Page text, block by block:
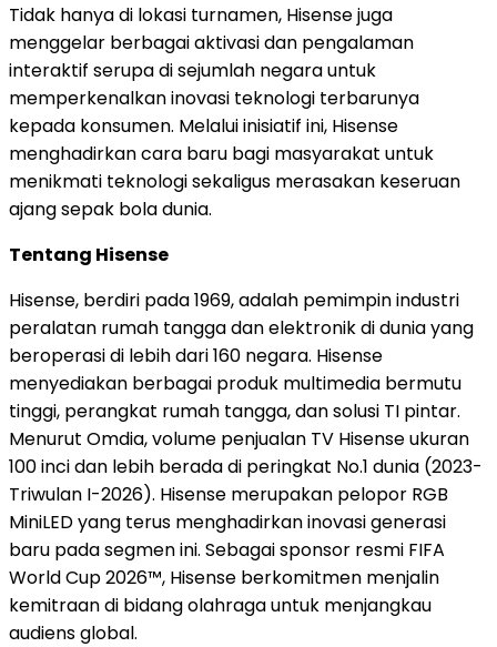
Tidak hanya di lokasi turnamen, Hisense juga
menggelar berbagai aktivasi dan pengalaman
interaktif serupa di sejumlah negara untuk
memperkenalkan inovasi teknologi terbarunya
kepada konsumen. Melalui inisiatif ini, Hisense
menghadirkan cara baru bagi masyarakat untuk
menikmati teknologi sekaligus merasakan keseruan
ajang sepak bola dunia.
Tentang Hisense
Hisense, berdiri pada 1969, adalah pemimpin industri
peralatan rumah tangga dan elektronik di dunia yang
beroperasi di lebih dari 160 negara. Hisense
menyediakan berbagai produk multimedia bermutu
tinggi, perangkat rumah tangga, dan solusi TI pintar.
Menurut Omdia, volume penjualan TV Hisense ukuran
100 inci dan lebih berada di peringkat No.1 dunia (2023-
Triwulan I-2026). Hisense merupakan pelopor RGB
MiniLED yang terus menghadirkan inovasi generasi
baru pada segmen ini. Sebagai sponsor resmi FIFA
World Cup 2026™, Hisense berkomitmen menjalin
kemitraan di bidang olahraga untuk menjangkau
audiens global.